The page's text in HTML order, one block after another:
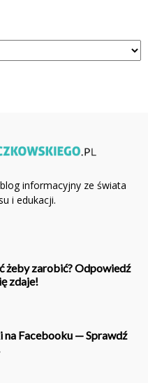
informacyjny ze świata
i edukacji.
żeby zarobić? Odpowiedź
zdaje!
na Facebooku — Sprawdź